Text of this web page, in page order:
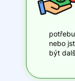
nebo
být